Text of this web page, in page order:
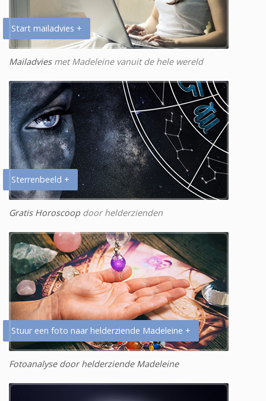
Start mailadvies +
Mailadviesmet Madeleine vanuit de hele wereld
Sterrenbeeld +
Gratis Horoscoopdoor helderzienden
Stuur een foto naar helderziende Madeleine +
Fotoanalyse door helderziende Madeleine